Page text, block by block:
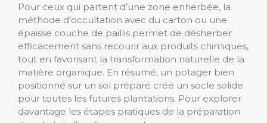
Pour ceux qui partent d’une zone enherbée, la
méthode d’occultation avec du carton ou une
épaisse couche de paillis permet de désherber
efficacement sans recourir aux produits chimiques,
tout en favorisant la transformation naturelle de la
matière organique. En résumé, un potager bien
positionné sur un sol préparé crée un socle solide
pour toutes les futures plantations. Pour explorer
davantage les étapes pratiques de la préparation